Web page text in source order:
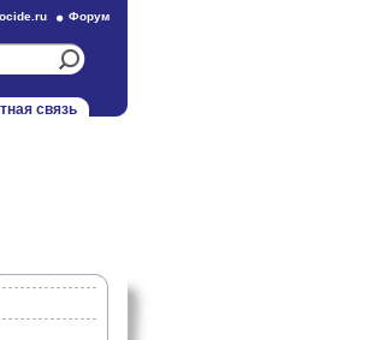
Форум
связь